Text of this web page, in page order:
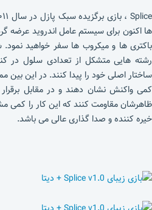
ها اکنون برای سیستم عامل اندروید عرضه
باکتری ها و میکروب ها سفر خواهید
رشته هایی متشکل از تعدادی سلول در
ساختار اصلی خود را پیدا کنند. در این
کمی واکنش نشان دهند و در مقابل برقرار
ظاهرشان مقاومت کنند که این کار را کمی
خیره کننده و صدا گذاری عالی می باشد.